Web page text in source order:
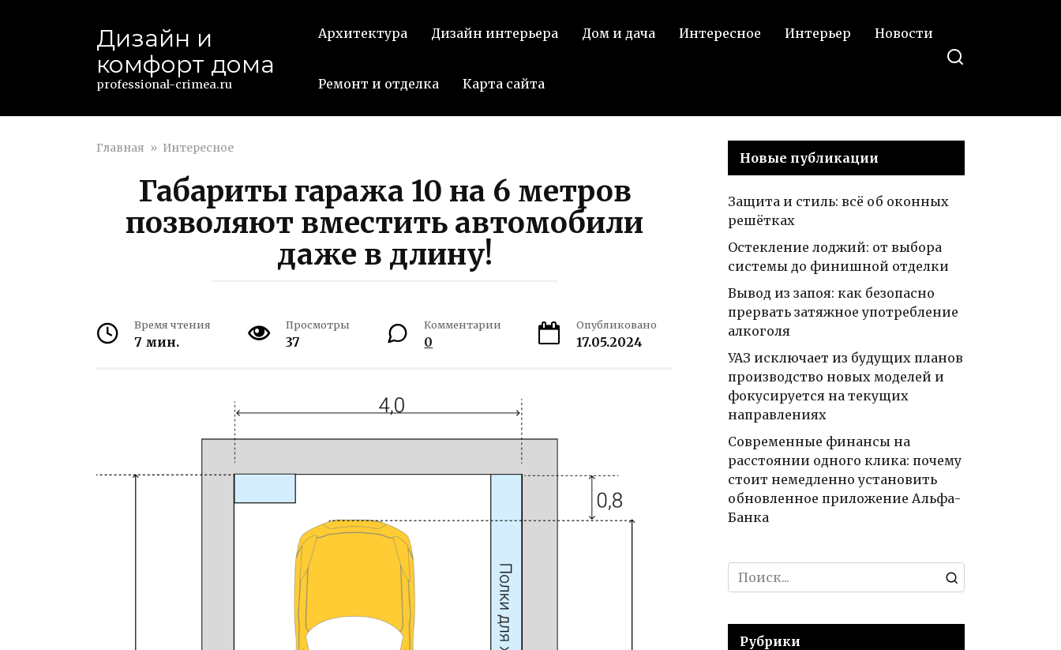
Дизайн и
комфорт дома
professional-crimea.ru
Архитектура Дизайн интерьера Дом и дача Интересное Интерьер Новости
Ремонт и отделка Карта сайта
Главная » Интересное
Габариты гаража 10 на 6 метров
позволяют вместить автомобили
даже в длину!
Время чтения
7 мин.
Просмотры
37
Комментарии
0
Опубликовано
17.05.2024
Новые публикации
Защита и стиль: всё об оконных
решётках
Остекление лоджий: от выбора
системы до финишной отделки
Вывод из запоя: как безопасно
прервать затяжное употребление
алкоголя
УАЗ исключает из будущих планов
производство новых моделей и
фокусируется на текущих
направлениях
Современные финансы на
расстоянии одного клика: почему
стоит немедленно установить
обновленное приложение Альфа-
Банка
Search
for:
Рубрики